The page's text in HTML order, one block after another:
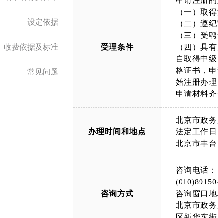
设定依据
收费依据及标准
常见问题
受理条件
（一）取
（二）遵
（三）受
（四）具
自取得中
格证书，
始注册办
申请材料
办理时间和地点
北京市政
法定工作
北京市丰
咨询方式
咨询电话：
咨询窗口
北京市政